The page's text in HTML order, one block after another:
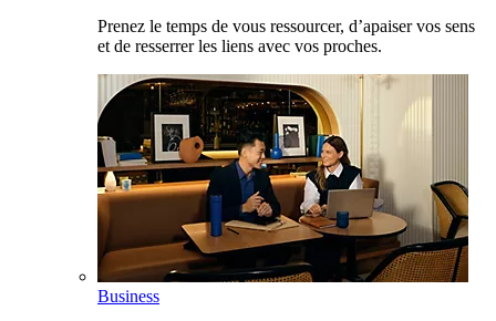
Prenez le temps de vous ressourcer, d’apaiser vos sens
et de resserrer les liens avec vos proches.
Business